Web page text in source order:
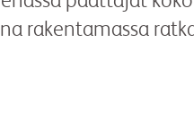
rakentamassa